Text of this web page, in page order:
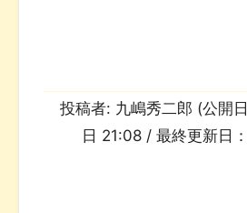
投稿者: 九嶋秀二郎 (公開
日 21:08 / 最終更新日：